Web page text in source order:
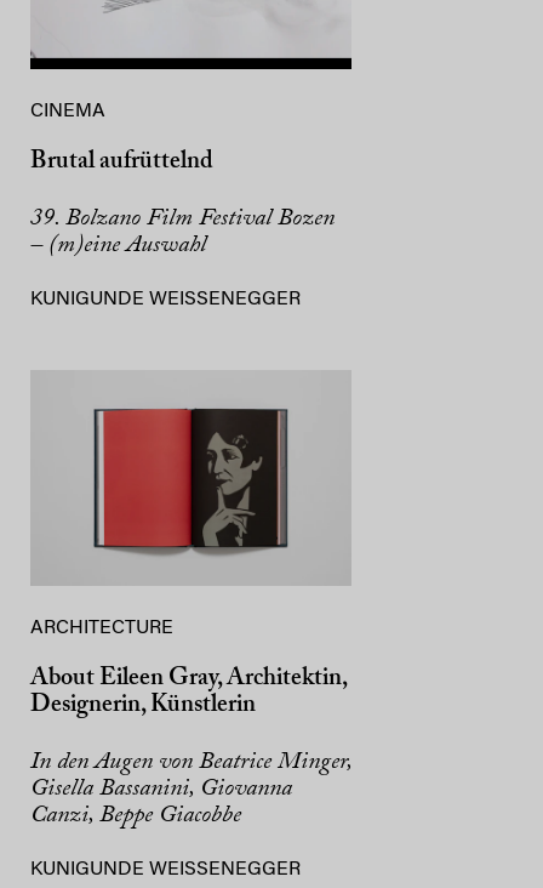
CINEMA
Brutal aufrüttelnd
39. Bolzano Film Festival Bozen
– (m)eine Auswahl
KUNIGUNDE WEISSENEGGER
ARCHITECTURE
About Eileen Gray, Architektin,
Designerin, Künstlerin
In den Augen von Beatrice Minger,
Gisella Bassanini, Giovanna
Canzi, Beppe Giacobbe
KUNIGUNDE WEISSENEGGER